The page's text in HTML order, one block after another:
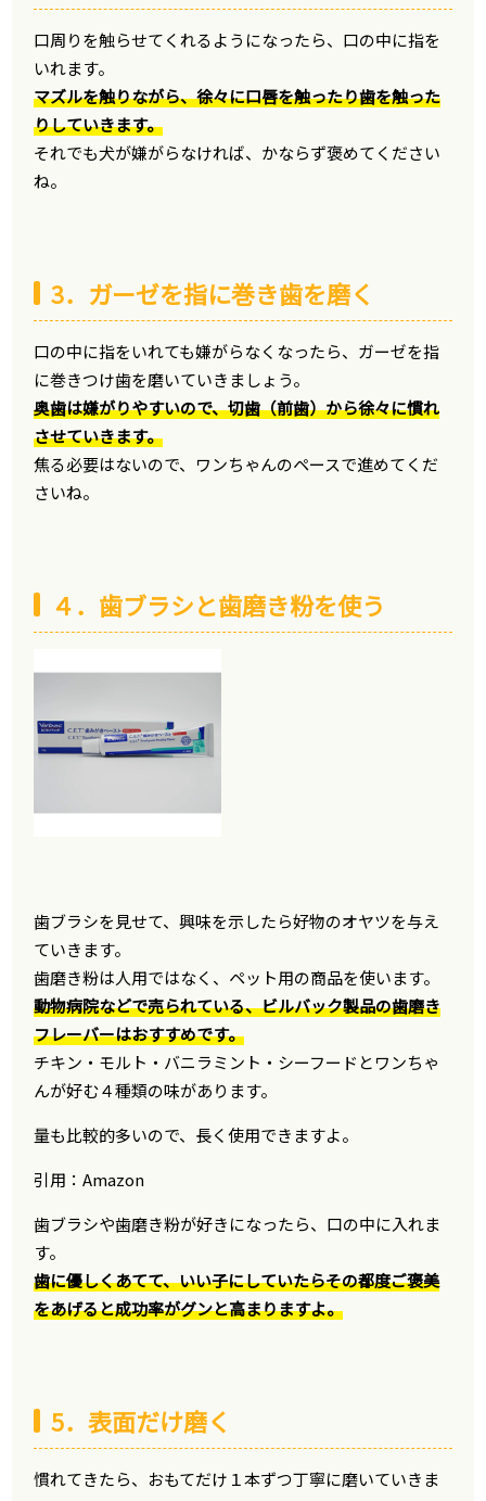
口周りを触らせてくれるようになったら、口の中に指を
いれます。
マズルを触りながら、徐々に口唇を触ったり歯を触った
りしていきます。
それでも犬が嫌がらなければ、かならず褒めてください
ね。
3．ガーゼを指に巻き歯を磨く
口の中に指をいれても嫌がらなくなったら、ガーゼを指
に巻きつけ歯を磨いていきましょう。
奥歯は嫌がりやすいので、切歯（前歯）から徐々に慣れ
させていきます。
焦る必要はないので、ワンちゃんのペースで進めてくだ
さいね。
４．歯ブラシと歯磨き粉を使う
歯ブラシを見せて、興味を示したら好物のオヤツを与え
ていきます。
歯磨き粉は人用ではなく、ペット用の商品を使います。
動物病院などで売られている、ビルバック製品の歯磨き
フレーバーはおすすめです。
チキン・モルト・バニラミント・シーフードとワンちゃ
んが好む４種類の味があります。
量も比較的多いので、長く使用できますよ。
引用：Amazon
歯ブラシや歯磨き粉が好きになったら、口の中に入れま
す。
歯に優しくあてて、いい子にしていたらその都度ご褒美
をあげると成功率がグンと高まりますよ。
5．表面だけ磨く
慣れてきたら、おもてだけ１本ずつ丁寧に磨いていきま